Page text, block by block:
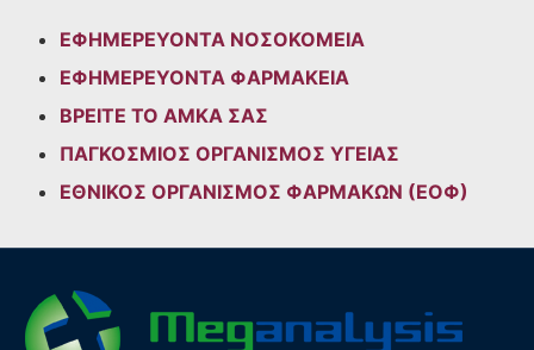
ΕΦΗΜΕΡΕΥΟΝΤΑ ΝΟΣΟΚΟΜΕΙΑ
ΕΦΗΜΕΡΕΥΟΝΤΑ ΦΑΡΜΑΚΕΙΑ
ΒΡΕΙΤΕ ΤΟ ΑΜΚΑ ΣΑΣ
ΠΑΓΚΟΣΜΙΟΣ ΟΡΓΑΝΙΣΜΟΣ ΥΓΕΙΑΣ
ΕΘΝΙΚΟΣ ΟΡΓΑΝΙΣΜΟΣ ΦΑΡΜΑΚΩΝ (ΕΟΦ)